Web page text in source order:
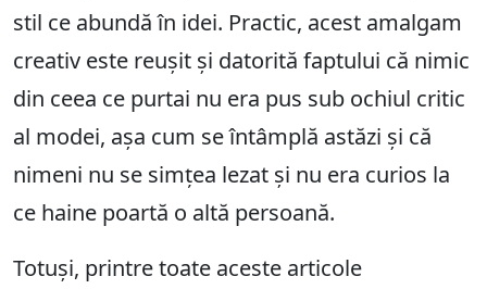
stil ce abundă în idei. Practic, acest amalgam
creativ este reușit și datorită faptului că nimic
din ceea ce purtai nu era pus sub ochiul critic
al modei, așa cum se întâmplă astăzi și că
nimeni nu se simțea lezat și nu era curios la
ce haine poartă o altă persoană.
Totuși, printre toate aceste articole